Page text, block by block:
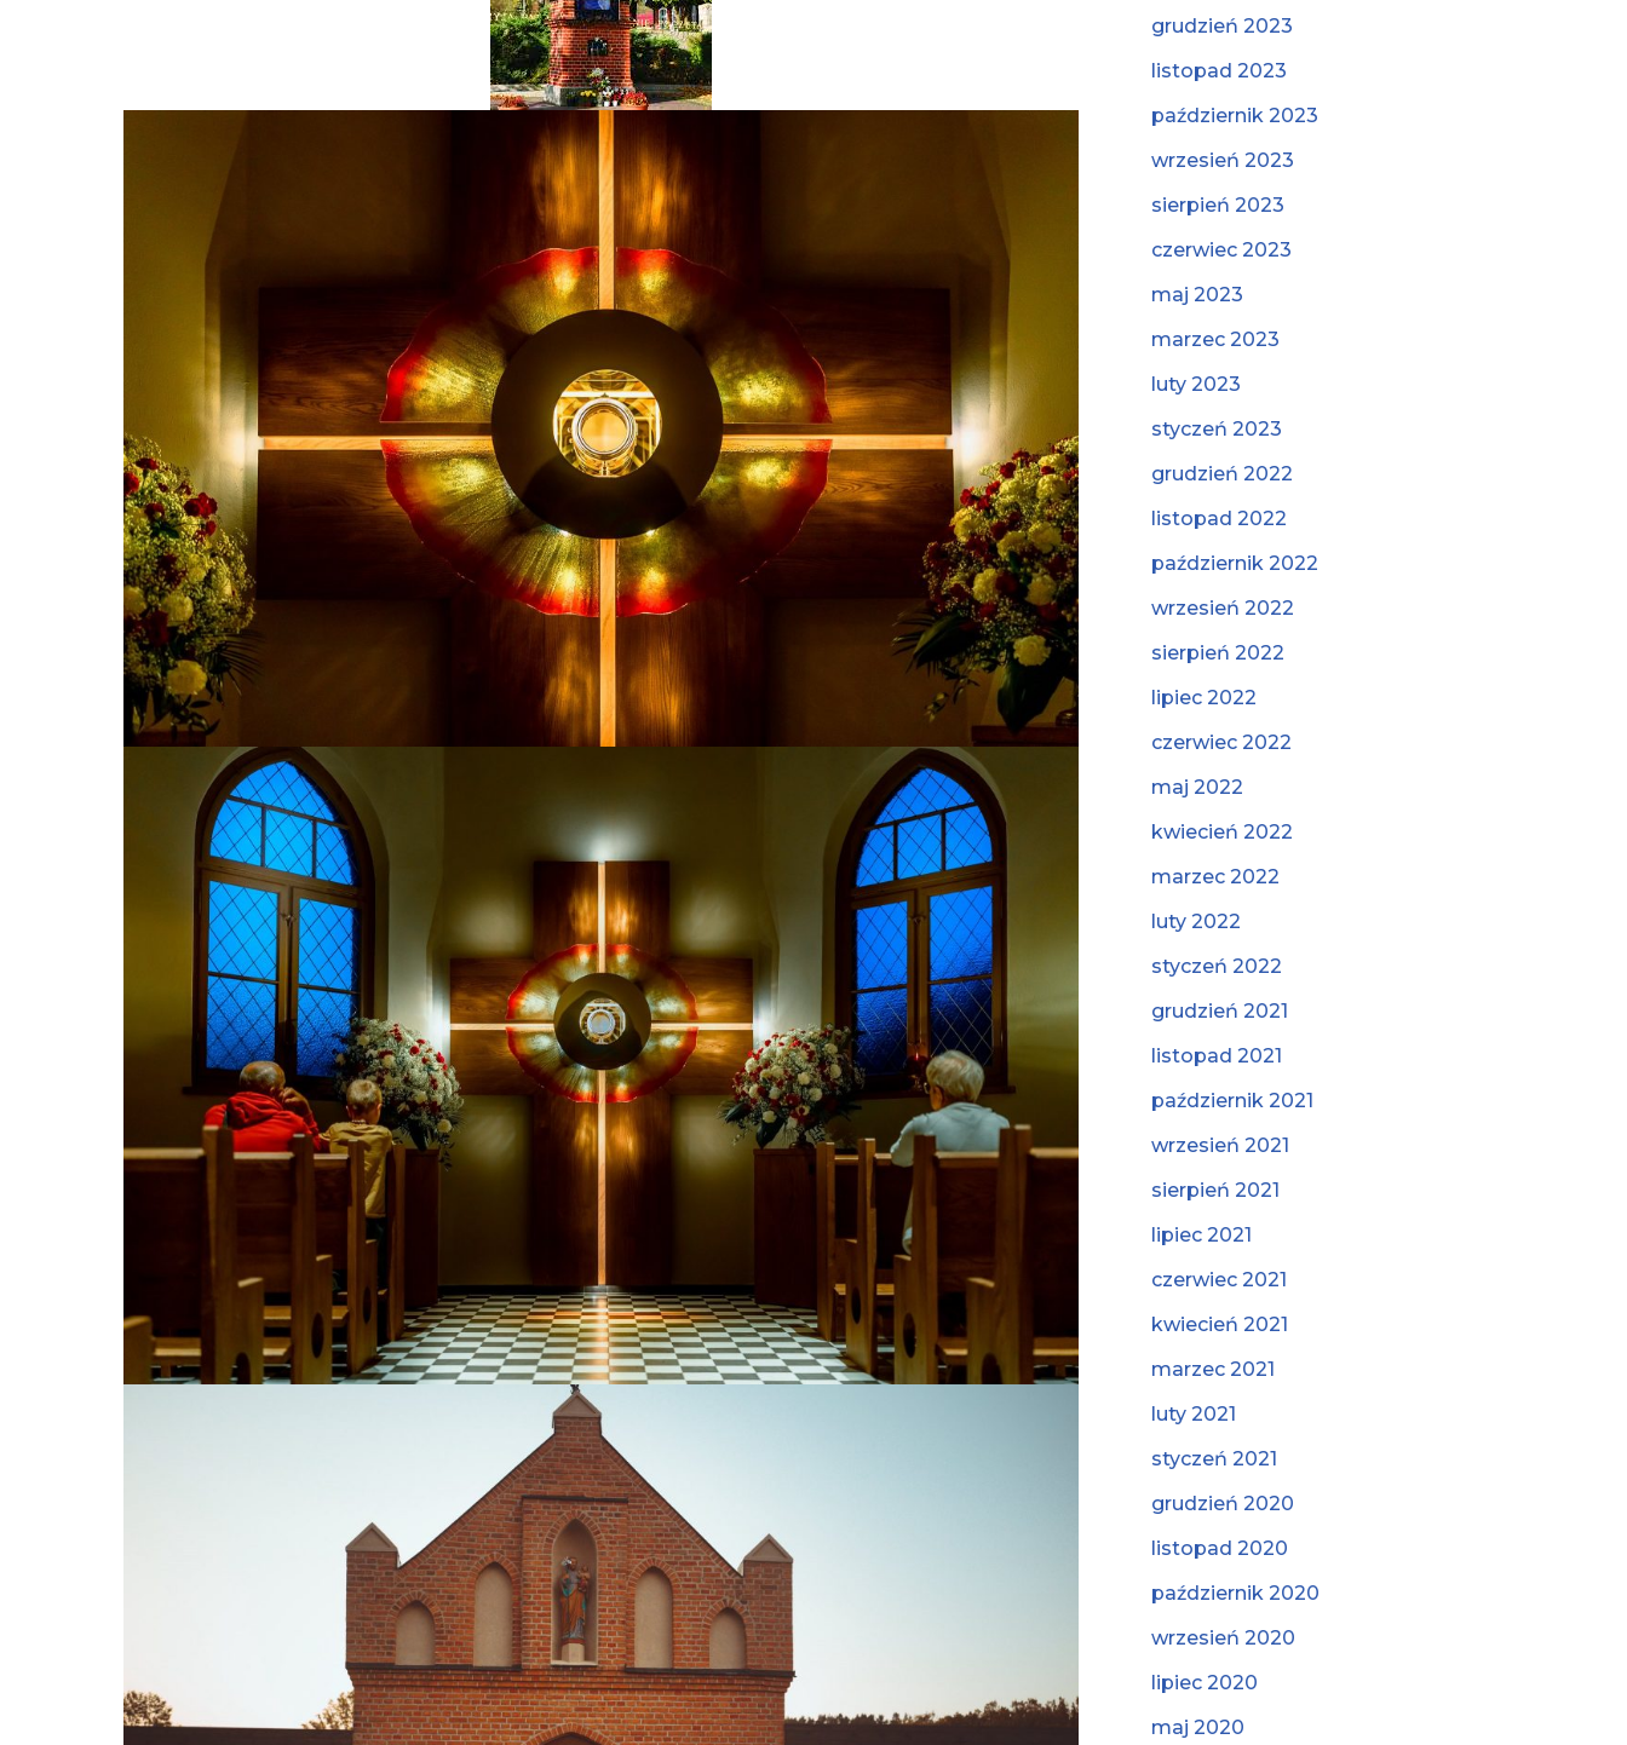
grudzień 2023
listopad 2023
październik 2023
wrzesień 2023
sierpień 2023
czerwiec 2023
maj 2023
marzec 2023
luty 2023
styczeń 2023
grudzień 2022
listopad 2022
październik 2022
wrzesień 2022
sierpień 2022
lipiec 2022
czerwiec 2022
maj 2022
kwiecień 2022
marzec 2022
luty 2022
styczeń 2022
grudzień 2021
listopad 2021
październik 2021
wrzesień 2021
sierpień 2021
lipiec 2021
czerwiec 2021
kwiecień 2021
marzec 2021
luty 2021
styczeń 2021
grudzień 2020
listopad 2020
październik 2020
wrzesień 2020
lipiec 2020
maj 2020